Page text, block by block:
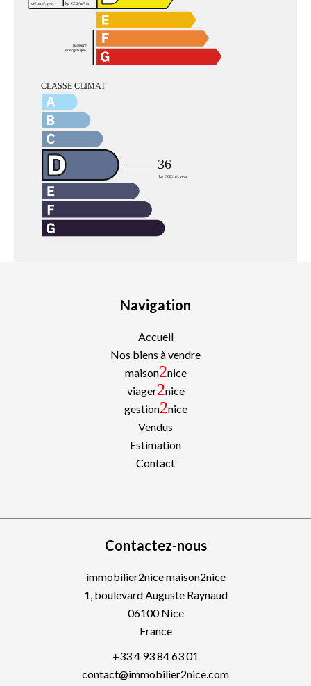
Navigation
Accueil
Nos biens à vendre
maison2nice
viager2nice
gestion2nice
Vendus
Estimation
Contact
Contactez-nous
immobilier2nice maison2nice
1, boulevard Auguste Raynaud
06100Nice
France
+33 4 93 84 63 01
contact@immobilier2nice.com